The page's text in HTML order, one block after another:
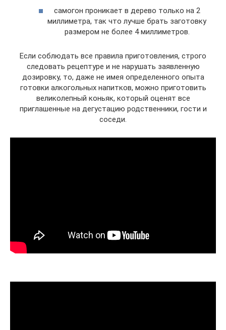
самогон проникает в дерево только на 2
миллиметра, так что лучше брать заготовку
размером не более 4 миллиметров.
Если соблюдать все правила приготовления, строго
следовать рецептуре и не нарушать заявленную
дозировку, то, даже не имея определенного опыта
готовки алкогольных напитков, можно приготовить
великолепный коньяк, который оценят все
приглашенные на дегустацию родственники, гости и
соседи.